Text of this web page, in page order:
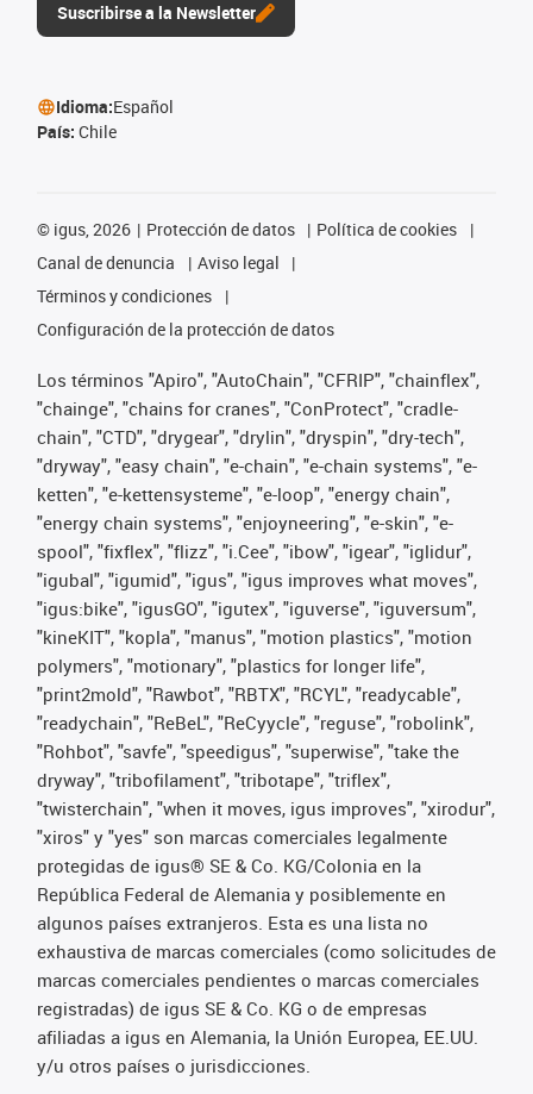
Suscribirse a la Newsletter
Idioma:Español
País: Chile
© igus, 2026 Protección de datos
Política de cookies
Canal de denuncia
Aviso legal
Términos y condiciones
Configuración de la protección de datos
Los términos "Apiro", "AutoChain", "CFRIP", "chainflex",
"chainge", "chains for cranes", "ConProtect", "cradle-
chain", "CTD", "drygear", "drylin", "dryspin", "dry-tech",
"dryway", "easy chain", "e-chain", "e-chain systems", "e-
ketten", "e-kettensysteme", "e-loop", "energy chain",
"energy chain systems", "enjoyneering", "e-skin", "e-
spool", "fixflex", "flizz", "i.Cee", "ibow", "igear", "iglidur",
"igubal", "igumid", "igus", "igus improves what moves",
"igus:bike", "igusGO", "igutex", "iguverse", "iguversum",
"kineKIT", "kopla", "manus", "motion plastics", "motion
polymers", "motionary", "plastics for longer life",
"print2mold", "Rawbot", "RBTX", "RCYL", "readycable",
"readychain", "ReBeL", "ReCyycle", "reguse", "robolink",
"Rohbot", "savfe", "speedigus", "superwise", "take the
dryway", "tribofilament", "tribotape", "triflex",
"twisterchain", "when it moves, igus improves", "xirodur",
"xiros" y "yes" son marcas comerciales legalmente
protegidas de igus® SE & Co. KG/Colonia en la
República Federal de Alemania y posiblemente en
algunos países extranjeros. Esta es una lista no
exhaustiva de marcas comerciales (como solicitudes de
marcas comerciales pendientes o marcas comerciales
registradas) de igus SE & Co. KG o de empresas
afiliadas a igus en Alemania, la Unión Europea, EE.UU.
y/u otros países o jurisdicciones.